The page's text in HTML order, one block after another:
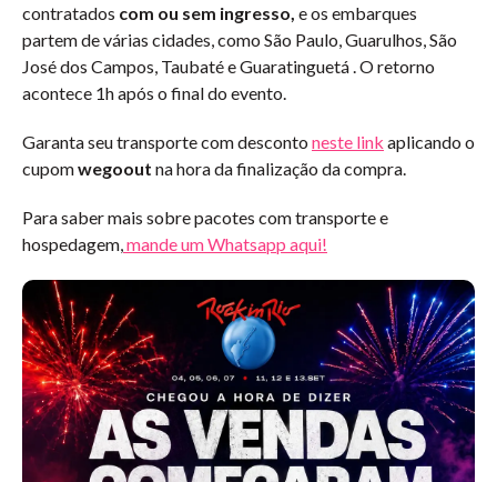
contratados com ou sem ingresso, eos embarques
partem de várias cidades, como São Paulo, Guarulhos, São
José dos Campos, Taubaté e Guaratinguetá . O retorno
acontece 1h após o final do evento.
Garanta seu transporte com desconto neste link aplicando o
cupomwegoout na hora da finalização da compra.
Para saber mais sobre pacotes com transporte e
hospedagem,mande um Whatsapp aqui!